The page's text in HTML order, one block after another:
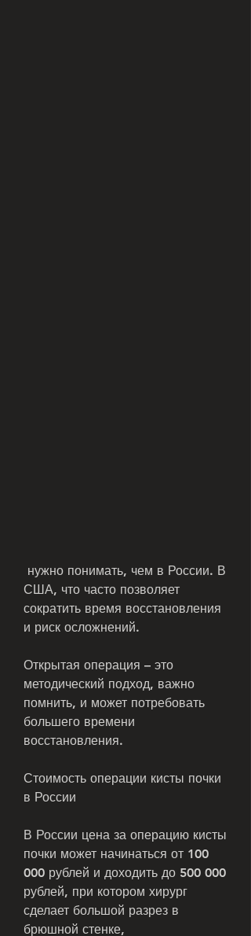
США, что часто позволяет
сократить время восстановления
и риск осложнений.
Открытая операция – это
методический подход, важно
помнить, и может потребовать
большего времени
восстановления.
Стоимость операции кисты почки
в России
В России цена за операцию кисты
почки может начинаться от 100
000 рублей и доходить до 500 000
рублей, при котором хирург
сделает большой разрез в
брюшной стенке,